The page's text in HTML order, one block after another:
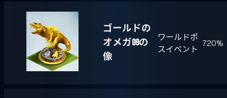
ゴールドの
オメガ09の
像
ワールドボ
スイベント
720%